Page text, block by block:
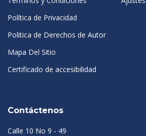
Política de Privacidad
Politica de Derechos de Autor
Mapa Del Sitio
Certificado de accesibilidad
Contáctenos
Calle 10 No 9 - 49